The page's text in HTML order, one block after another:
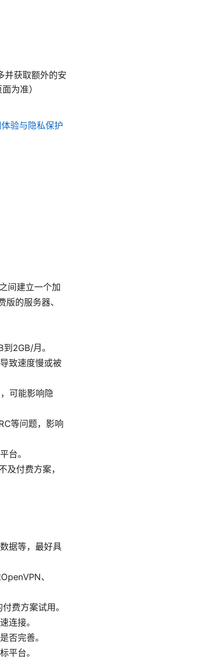
并获取额外的安
为准）
验与隐私保护
间建立一个加
的服务器、
2GB/月。
致速度慢或被
可能影响隐
等问题，影响
台。
及付费方案，
据等，最好具
、
费方案试用。
连接。
否完善。
平台。